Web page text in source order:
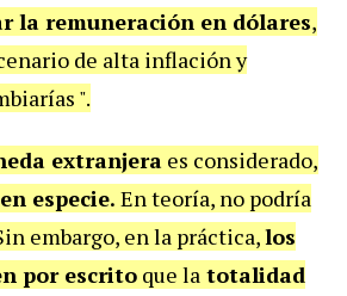
la remuneración en dólares,
de alta inflación y
".
extranjera es considerado,
especie. En teoría, no podría
embargo, en la práctica,los
por escrito que la totalidad